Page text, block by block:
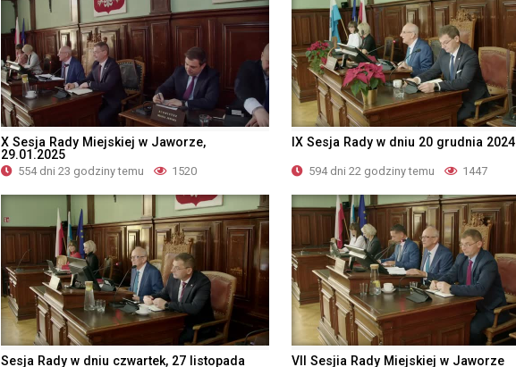
X Sesja Rady Miejskiej w Jaworze,
29.01.2025
554 dni 23 godziny temu 1520
IX Sesja Rady w dniu 20 grudnia 2024
594 dni 22 godziny temu 1447
Sesja Rady w dniu czwartek, 27 listopada
VII Sesjia Rady Miejskiej w Jaworze